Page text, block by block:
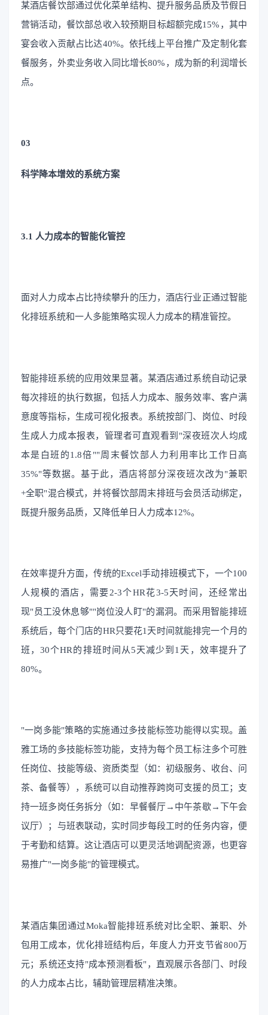
某酒店餐饮部通过优化菜单结构、提升服务品质及节假日
营销活动，餐饮部总收入较预期目标超额完成15%，其中
宴会收入贡献占比达40%。依托线上平台推广及定制化套
餐服务，外卖业务收入同比增长80%，成为新的利润增长
点。
03
科学降本增效的系统方案
3.1 人力成本的智能化管控
面对人力成本占比持续攀升的压力，酒店行业正通过智能
化排班系统和一人多能策略实现人力成本的精准管控。
智能排班系统的应用效果显著。某酒店通过系统自动记录
每次排班的执行数据，包括人力成本、服务效率、客户满
意度等指标，生成可视化报表。系统按部门、岗位、时段
生成人力成本报表，管理者可直观看到"深夜班次人均成
本是白班的1.8倍""周末餐饮部人力利用率比工作日高
35%"等数据。基于此，酒店将部分深夜班次改为"兼职
+全职"混合模式，并将餐饮部周末排班与会员活动绑定，
既提升服务品质，又降低单日人力成本12%。
在效率提升方面，传统的Excel手动排班模式下，一个100
人规模的酒店，需要2-3个HR花3-5天时间，还经常出
现"员工没休息够""岗位没人盯"的漏洞。而采用智能排班
系统后，每个门店的HR只要花1天时间就能排完一个月的
班，30个HR的排班时间从5天减少到1天，效率提升了
80%。
"一岗多能"策略的实施通过多技能标签功能得以实现。盖
雅工场的多技能标签功能，支持为每个员工标注多个可胜
任岗位、技能等级、资质类型（如：初级服务、收台、问
茶、备餐等），系统可以自动推荐跨岗可支援的员工；支
持一班多岗任务拆分（如：早餐餐厅→中午茶歇→下午会
议厅）；与班表联动，实时同步每段工时的任务内容，便
于考勤和结算。这让酒店可以更灵活地调配资源，也更容
易推广"一岗多能"的管理模式。
某酒店集团通过Moka智能排班系统对比全职、兼职、外
包用工成本，优化排班结构后，年度人力开支节省800万
元；系统还支持"成本预测看板"，直观展示各部门、时段
的人力成本占比，辅助管理层精准决策。